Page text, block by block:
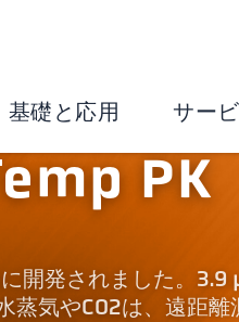
基礎と応用 サー
PK
開発されました。3.9
蒸気やCO2は、遠距離